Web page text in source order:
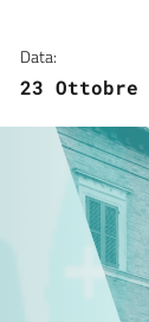
Data:
23 Ottobre